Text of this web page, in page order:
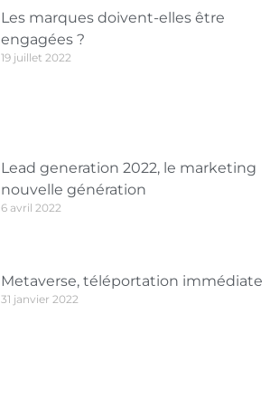
Les marques doivent-elles être
engagées ?
19 juillet 2022
Lead generation 2022, le marketing
nouvelle génération
6 avril 2022
Metaverse, téléportation immédiate
31 janvier 2022